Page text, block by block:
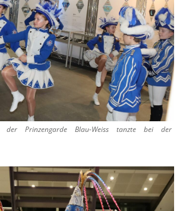
der Prinzengarde Blau-Weiss tanzte bei der